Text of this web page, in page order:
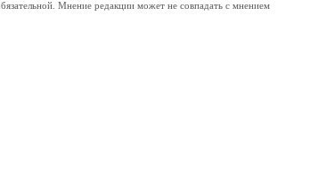
Мнение редакции может не совпадать с мнением